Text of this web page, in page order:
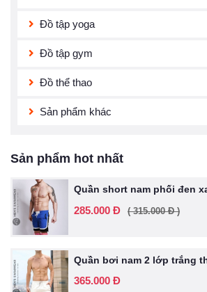
Đồ tập yoga
Đồ tập gym
Đồ thể thao
Sản phẩm khác
Sản phẩm hot nhất
Quần short nam phối đen
285.000 Đ ( 315.000 Đ )
Quần bơi nam 2 lớp trắng
365.000 Đ